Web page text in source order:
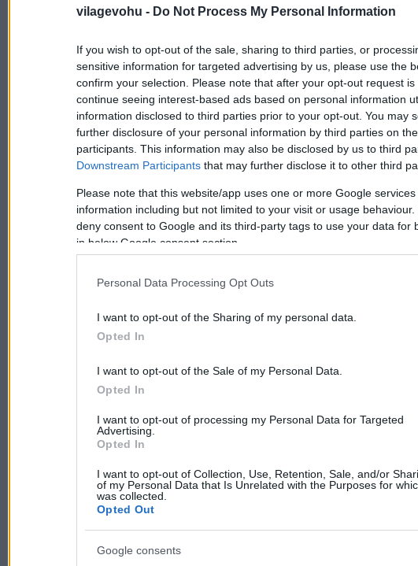
vilagevohu - Do Not Process My Personal Information
If you wish to opt-out of the sale, sharing to third parties, or
sensitive information for targeted advertising by us, please use the
confirm your selection. Please note that after your opt-out request
continue seeing interest-based ads based on personal information
information disclosed to third parties prior to your opt-out. You may
further disclosure of your personal information by third parties on
participants. This information may also be disclosed by us to third
Downstream Participants that may further disclose it to other third
Please note that this website/app uses one or more Google
information including but not limited to your visit or usage
deny consent to Google and its third-party tags to use your data for
in below Google consent section.
Personal Data Processing Opt Outs
I want to opt-out of the Sharing of my personal data.
Opted In
I want to opt-out of the Sale of my Personal Data.
Opted In
I want to opt-out of processing my Personal Data for Targeted
Advertising.
Opted In
I want to opt-out of Collection, Use, Retention, Sale, and/or
of my Personal Data that Is Unrelated with the Purposes for
was collected.
Opted Out
Google consents